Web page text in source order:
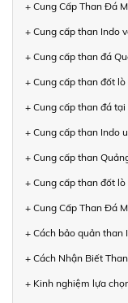
+ Cung Cấp Than Đá
+ Cung cấp than Indo
+ Cung cấp than đá
+ Cung cấp than đốt
+ Cung cấp than đá
+ Cung cấp than Indo
+ Cung cấp than
+ Cung cấp than đốt
+ Cung Cấp Than Đá
+ Cách bảo quản than
+ Cách Nhận Biết
+ Kinh nghiệm lựa